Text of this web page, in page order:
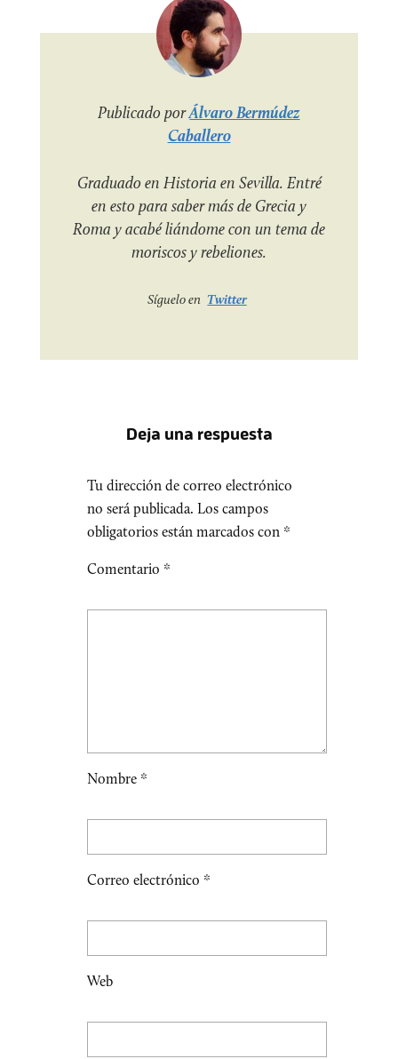
Publicado porÁlvaro Bermúdez
Caballero
Graduado en Historia en Sevilla. Entré
en esto para saber más de Grecia y
Roma y acabé liándome con un tema de
moriscos y rebeliones.
Síguelo en Twitter
Deja una respuesta
Tu dirección de correo electrónico
no será publicada. Los campos
obligatorios están marcados con *
Comentario *
Nombre *
Correo electrónico *
Web